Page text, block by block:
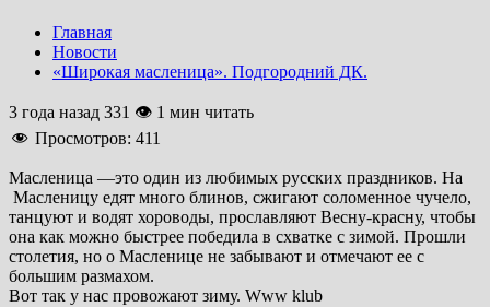
Главная
Новости
«Широкая масленица». Подгородний ДК.
3 года назад 331 👁 1 мин читать
Просмотров: 411
Масленица —это один из любимых русских праздников. На
Масленицу едят много блинов, сжигают соломенное чучело,
танцуют и водят хороводы, прославляют Весну-красну, чтобы
она как можно быстрее победила в схватке с зимой. Прошли
столетия, но о Масленице не забывают и отмечают ее с
большим размахом.
Вот так у нас провожают зиму. Www klub